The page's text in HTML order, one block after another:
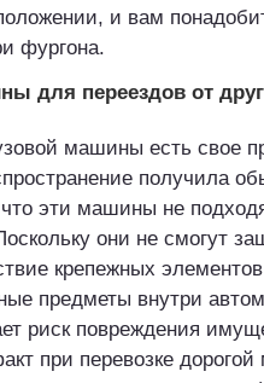
и вам
фургона.
для переездов от
машины есть свое
получила
эти машины не
они не смогут
крепежных
предметы внутри
риск повреждения
при перевозке